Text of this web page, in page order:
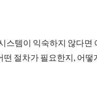
스템이 익숙하지 않다면
떤 절차가 필요한지, 어